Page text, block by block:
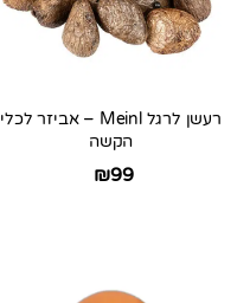
רעשן לרגל Meinl – אביזר לכלי
הקשה
₪99